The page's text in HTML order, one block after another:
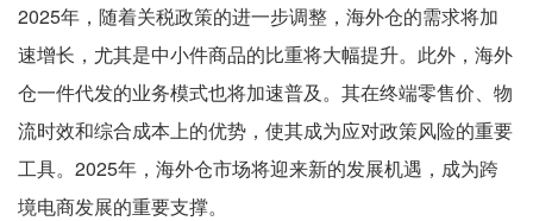
2025年，随着关税政策的进一步调整，海外仓的需求将加
速增长，尤其是中小件商品的比重将大幅提升。此外，海外
仓一件代发的业务模式也将加速普及。其在终端零售价、物
流时效和综合成本上的优势，使其成为应对政策风险的重要
工具。2025年，海外仓市场将迎来新的发展机遇，成为跨
境电商发展的重要支撑。